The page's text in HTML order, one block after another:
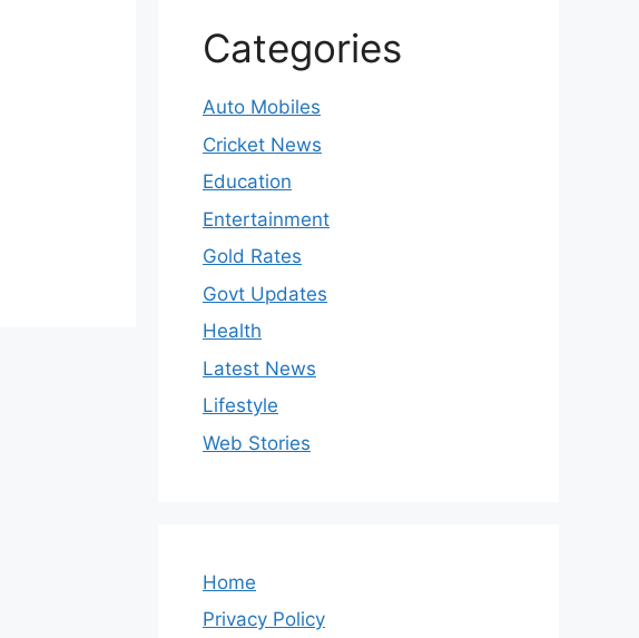
Categories
Auto Mobiles
Cricket News
Education
Entertainment
Gold Rates
Govt Updates
Health
Latest News
Lifestyle
Web Stories
Home
Privacy Policy